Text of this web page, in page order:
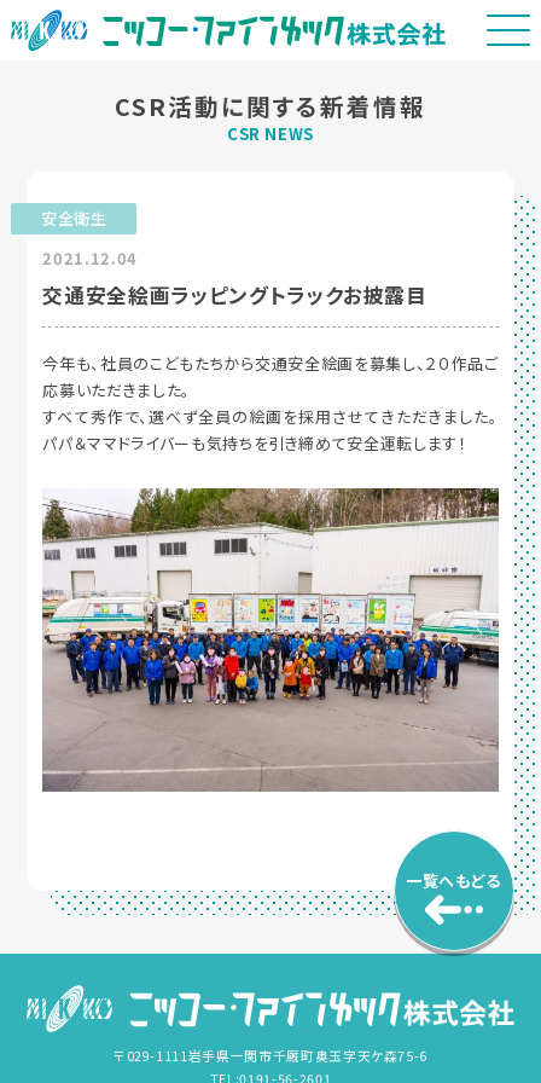
CSR活動に関する新着情報
CSR NEWS
安全衛生
2021.12.04
交通安全絵画ラッピングトラックお披露目
今年も、社員のこどもたちから交通安全絵画を募集し、２０作品ご
応募いただきました。
すべて秀作で、選べず全員の絵画を採用させてきただきました。
パパ＆ママドライバーも気持ちを引き締めて安全運転します！
一覧へもどる
〒029-1111岩手県一関市千厩町奥玉字天ケ森75-6
TEL:0191-56-2601